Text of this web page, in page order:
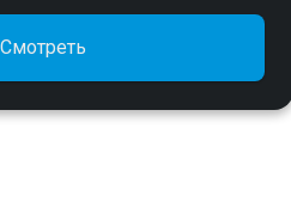
Смотреть